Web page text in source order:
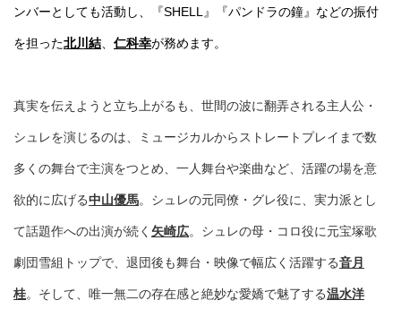
ンバーとしても活動し、『SHELL』『パンドラの鐘』などの振付
を担った北川結、 仁科幸が務めます。
真実を伝えようと立ち上がるも、世間の波に翻弄される主人公・
シュレを演じるのは、ミュージカルからストレートプレイまで数
多くの舞台で主演をつとめ、一人舞台や楽曲など、活躍の場を意
欲的に広げる中山優馬。シュレの元同僚・グレ役に、実力派とし
て話題作への出演が続く 矢崎広。シュレの母・コロ役に元宝塚歌
劇団雪組トップで、退団後も舞台・映像で幅広く活躍する音月
桂。そして、唯一無二の存在感と絶妙な愛嬌で魅了する温水洋